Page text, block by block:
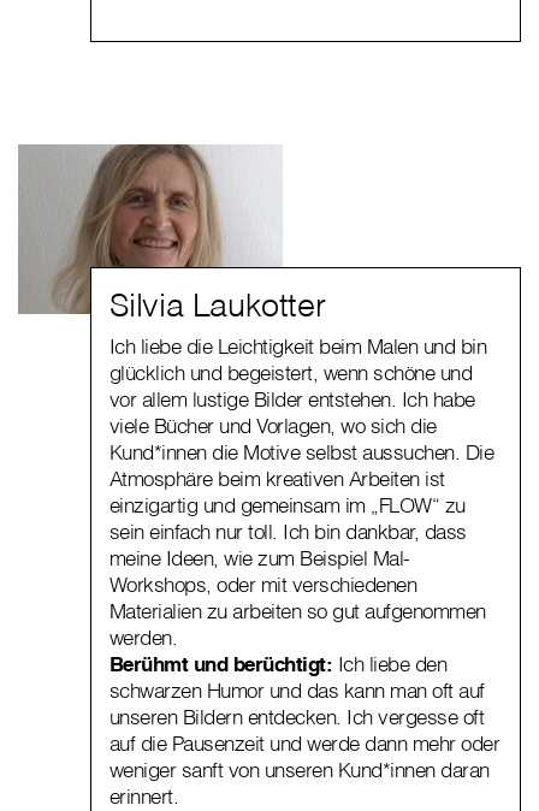
Silvia Laukotter
Ich liebe die Leichtigkeit beim Malen und bin
glücklich und begeistert, wenn schöne und
vor allem lustige Bilder entstehen. Ich habe
viele Bücher und Vorlagen, wo sich die
Kund*innen die Motive selbst aussuchen. Die
Atmosphäre beim kreativen Arbeiten ist
einzigartig und gemeinsam im „FLOW“ zu
sein einfach nur toll. Ich bin dankbar, dass
meine Ideen, wie zum Beispiel Mal-
Workshops, oder mit verschiedenen
Materialien zu arbeiten so gut aufgenommen
werden.
Berühmt und berüchtigt: Ich liebe den
schwarzen Humor und das kann man oft auf
unseren Bildern entdecken. Ich vergesse oft
auf die Pausenzeit und werde dann mehr oder
weniger sanft von unseren Kund*innen daran
erinnert.